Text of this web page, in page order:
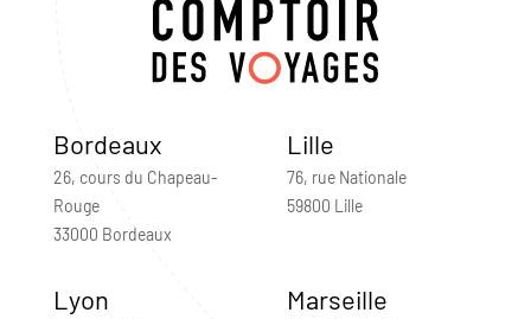
Bordeaux
26, cours du Chapeau-
Rouge
33000 Bordeaux
Lille
76, rue Nationale
59800 Lille
Lyon Marseille